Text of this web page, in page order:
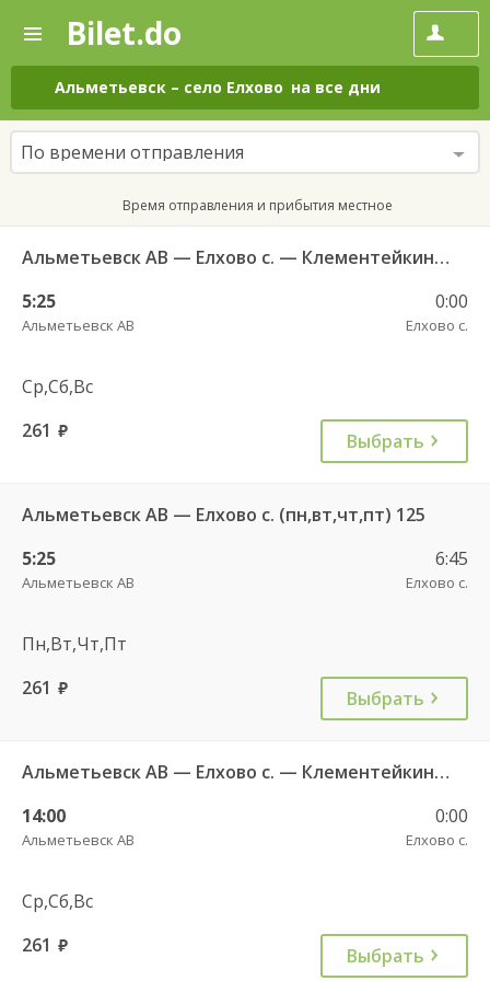
—
Поиск
и
покупка
билетов
на
автобус
онлайн
Bilet.do
Альметьевск – село Елхово на все дни
По времени отправления
Время отправления и прибытия местное
Альметьевск АВ — Елхово с. — Клементейкино c. — Дальняя Ивановка д. (ср,сб,вс) 125
5:25
Альметьевск АВ
0:00
Елхово с.
Ср,Сб,Вс
261 руб. Выбрать
Альметьевск АВ — Елхово с. (пн,вт,чт,пт) 125
5:25
Альметьевск АВ
6:45
Елхово с.
Пн,Вт,Чт,Пт
261 руб. Выбрать
Альметьевск АВ — Елхово с. — Клементейкино c. — Дальняя Ивановка д. (ср,сб,вс) 125
14:00
Альметьевск АВ
0:00
Елхово с.
Ср,Сб,Вс
261 руб. Выбрать